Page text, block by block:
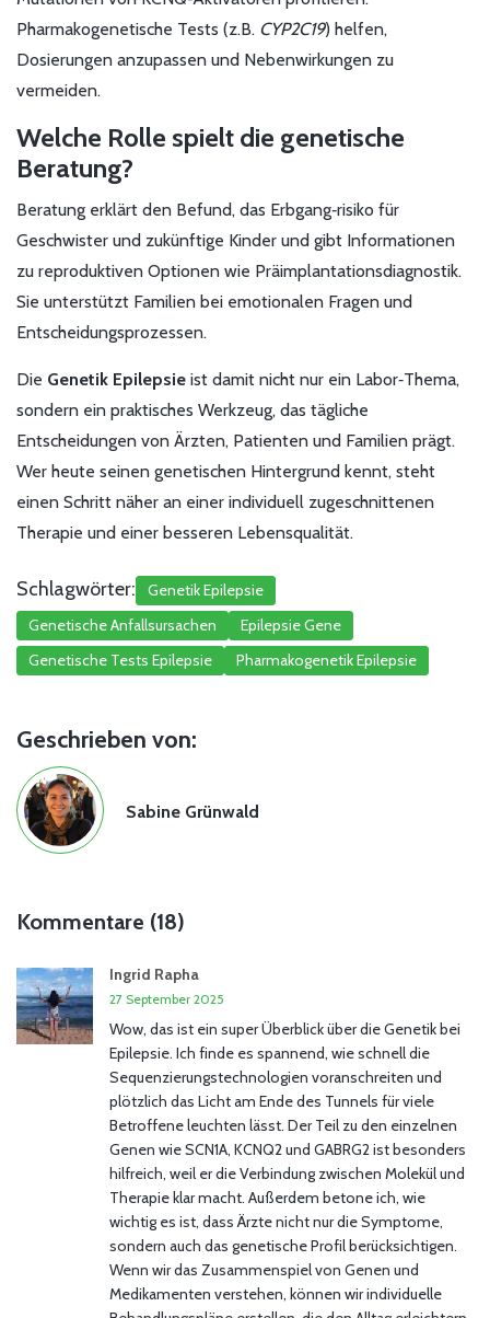
Pharmakogenetische Tests (z.B. CYP2C19) helfen,
Dosierungen anzupassen und Nebenwirkungen zu
vermeiden.
Welche Rolle spielt die genetische
Beratung?
Beratung erklärt den Befund, das Erbgang‑risiko für
Geschwister und zukünftige Kinder und gibt Informationen
zu reproduktiven Optionen wie Präimplantationsdiagnostik.
Sie unterstützt Familien bei emotionalen Fragen und
Entscheidungsprozessen.
Die Genetik Epilepsie ist damit nicht nur ein Labor‑Thema,
sondern ein praktisches Werkzeug, das tägliche
Entscheidungen von Ärzten, Patienten und Familien prägt.
Wer heute seinen genetischen Hintergrund kennt, steht
einen Schritt näher an einer individuell zugeschnittenen
Therapie und einer besseren Lebensqualität.
Schlagwörter:
Genetik Epilepsie
Genetische Anfallsursachen
Epilepsie Gene
Genetische Tests Epilepsie
Pharmakogenetik Epilepsie
Geschrieben von:
Sabine Grünwald
Kommentare (18)
Ingrid Rapha
27 September 2025
Wow, das ist ein super Überblick über die Genetik bei
Epilepsie. Ich finde es spannend, wie schnell die
Sequenzierungstechnologien voranschreiten und
plötzlich das Licht am Ende des Tunnels für viele
Betroffene leuchten lässt. Der Teil zu den einzelnen
Genen wie SCN1A, KCNQ2 und GABRG2 ist besonders
hilfreich, weil er die Verbindung zwischen Molekül und
Therapie klar macht. Außerdem betone ich, wie
wichtig es ist, dass Ärzte nicht nur die Symptome,
sondern auch das genetische Profil berücksichtigen.
Wenn wir das Zusammenspiel von Genen und
Medikamenten verstehen, können wir individuelle